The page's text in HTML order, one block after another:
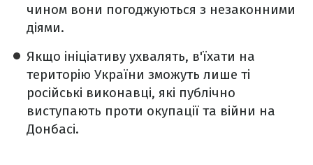
чином вони погоджуються з незаконними
діями.
Якщо ініціативу ухвалять, в'їхати на
територію України зможуть лише ті
російські виконавці, які публічно
виступають проти окупації та війни на
Донбасі.